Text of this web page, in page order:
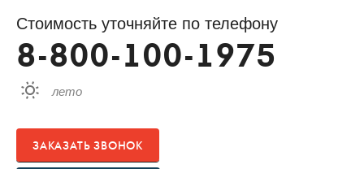
Стоимость уточняйте по телефону
8-800-100-1975
лето
ЗАКАЗАТЬ ЗВОНОК